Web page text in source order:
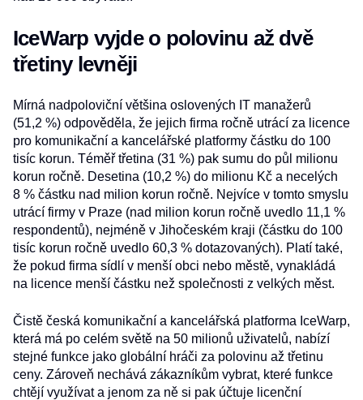
IceWarp vyjde o polovinu až dvě
třetiny levněji
Mírná nadpoloviční většina oslovených IT manažerů
(51,2 %) odpověděla, že jejich firma ročně utrácí za licence
pro komunikační a kancelářské platformy částku do 100
tisíc korun. Téměř třetina (31 %) pak sumu do půl milionu
korun ročně. Desetina (10,2 %) do milionu Kč a necelých
8 % částku nad milion korun ročně. Nejvíce v tomto smyslu
utrácí firmy v Praze (nad milion korun ročně uvedlo 11,1 %
respondentů), nejméně v Jihočeském kraji (částku do 100
tisíc korun ročně uvedlo 60,3 % dotazovaných). Platí také,
že pokud firma sídlí v menší obci nebo městě, vynakládá
na licence menší částku než společnosti z velkých měst.
Čistě česká komunikační a kancelářská platforma IceWarp,
která má po celém světě na 50 milionů uživatelů, nabízí
stejné funkce jako globální hráči za polovinu až třetinu
ceny. Zároveň nechává zákazníkům vybrat, které funkce
chtějí využívat a jenom za ně si pak účtuje licenční